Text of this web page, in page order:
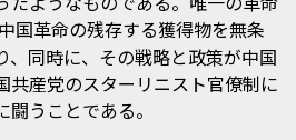
国革命の残存する獲得物を無条
、同時に、その戦略と政策が中国
共産党のスターリニスト官僚制に
うことである。